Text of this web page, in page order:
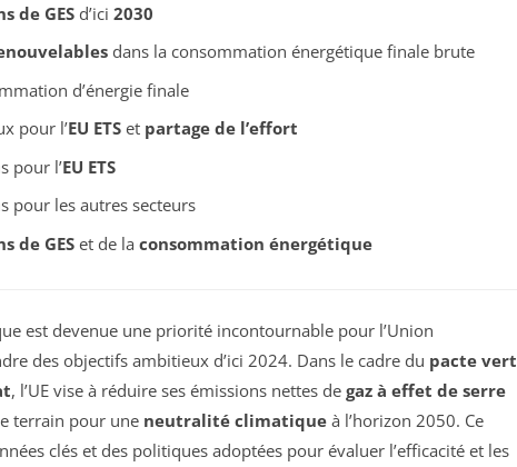
de GESd’ici 2030
dans la consommation énergétique finale brute
d’énergie finale
pour l’EU ETSet partage de l’effort
pour l’EU ETS
pour les autres secteurs
de GESet de la consommation énergétique
est devenue une priorité incontournable pour l’Union
des objectifs ambitieux d’ici 2024. Dans le cadre du pacte vert
, l’UE vise à réduire ses émissions nettes de gaz à effet de serre
terrain pour une neutralité climatique à l’horizon 2050. Ce
clés et des politiques adoptées pour évaluer l’efficacité et les